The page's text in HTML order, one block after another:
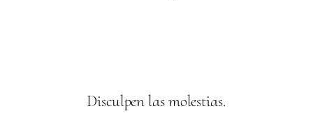
Disculpen las molestias.